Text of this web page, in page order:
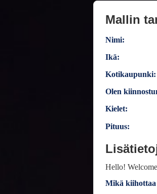
Mallin
Nimi:
Ikä:
Kotikaupunki:
Olen
Kielet:
Pituus:
Hello!
Mikä kiihottaa